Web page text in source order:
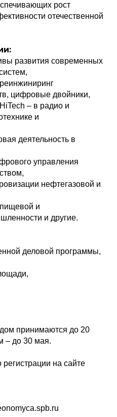
рост
отечественной
развития современных
цифровые двойники,
– в радио и
и
деятельность в
управления
нефтегазовой и
и
и другие.
деловой программы,
принимаются до 20
– до 30 мая.
на сайте
материалов
— обязательна